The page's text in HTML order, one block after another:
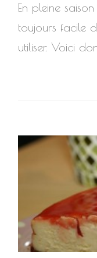
En pleine
toujours facile
utiliser. Voici